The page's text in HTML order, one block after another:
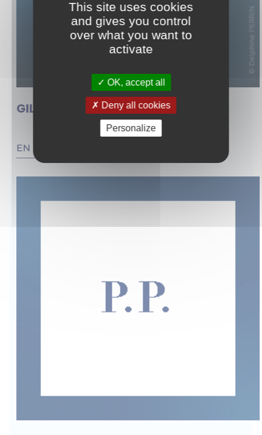
GILLES ESCUDIER
EN SAVOIR PLUS
This site uses cookies
and gives you control
over what you want to
activate
OK, accept all
Deny all cookies
Personalize